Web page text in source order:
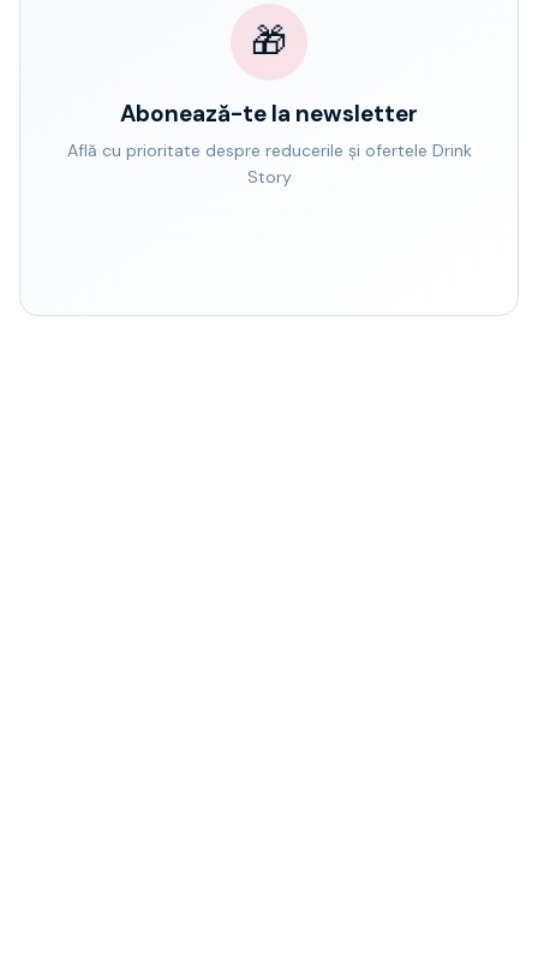
🎁
Abonează-te la newsletter
Află cu prioritate despre reducerile și ofertele Drink
Story